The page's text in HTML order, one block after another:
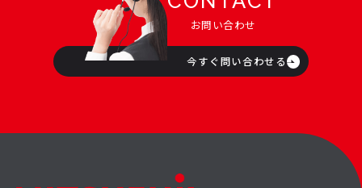
お問い合わせ
今すぐ問い合わせる